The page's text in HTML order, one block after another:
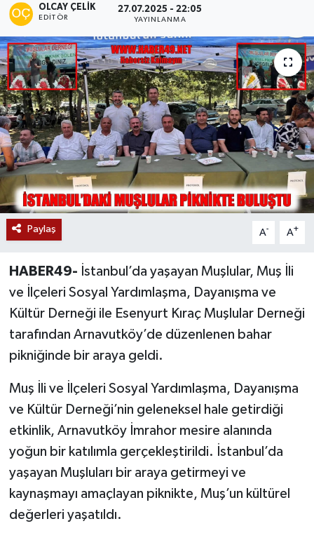
OLCAY ÇELIK
EDITÖR
27.07.2025 - 22:05
YAYINLANMA
Paylaş A- A+
HABER49- İstanbul’da yaşayan Muşlular, Muş İli
ve İlçeleri Sosyal Yardımlaşma, Dayanışma ve
Kültür Derneği ile Esenyurt Kıraç Muşlular Derneği
tarafından Arnavutköy’de düzenlenen bahar
pikniğinde bir araya geldi.
Muş İli ve İlçeleri Sosyal Yardımlaşma, Dayanışma
ve Kültür Derneği’nin geleneksel hale getirdiği
etkinlik, Arnavutköy İmrahor mesire alanında
yoğun bir katılımla gerçekleştirildi. İstanbul’da
yaşayan Muşluları bir araya getirmeyi ve
kaynaşmayı amaçlayan piknikte, Muş’un kültürel
değerleri yaşatıldı.
Spor
Siyaset
Teknoloji
Kültür Sanat
Muş
Hasköy
Korkut
Bulanık
Malazgirt
Haber Arşivi